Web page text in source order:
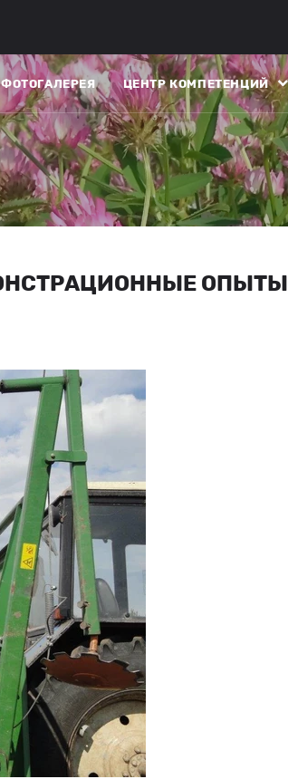
ФОТОГАЛЕРЕЯ ЦЕНТР КОМПЕТЕНЦИЙ
ОПЫТЫ